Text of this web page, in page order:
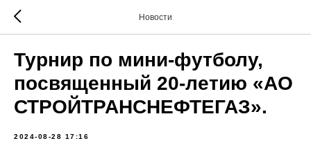
Новости
Турнир по мини-футболу,
посвященный 20-летию «АО
СТРОЙТРАНСНЕФТЕГАЗ».
2024-08-28 17:16